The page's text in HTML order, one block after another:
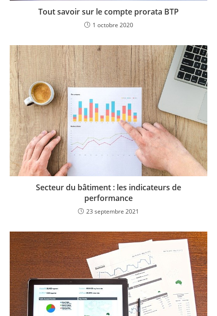
Tout savoir sur le compte prorata BTP
1 octobre 2020
Secteur du bâtiment : les indicateurs de
performance
23 septembre 2021